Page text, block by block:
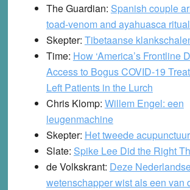
The Guardian: Spanish couple
toad-venom and ayahuasca
Skepter: Tibetaanse
Time: How ‘America’s Frontline
Access to Bogus COVID-19
Left Patients in the Lurch
Chris Klomp: Willem Engel: een
leugenmachine
Skepter: Het tweede
Slate: Spike Lee Did the Right
de Volkskrant: Deze
wetenschapper wist als een van